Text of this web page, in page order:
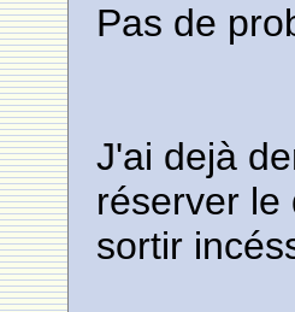
Pas de
J'ai dejà
réserver le
sortir